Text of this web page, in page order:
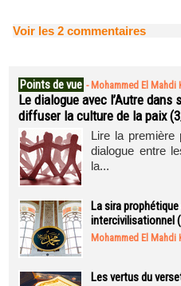
Voir les 2 commentaires
Points de vue - Mohammed El Mahdi
Le dialogue avec l’Autre dans
diffuser la culture de la paix
Lire la première
dialogue entre
la...
La sira
intercivilisationnel
Mohammed El Mahdi
Les vertus du